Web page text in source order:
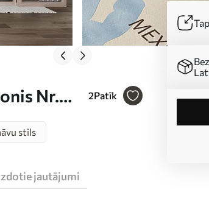
Nr.
2Patīk
stils
jautājumi